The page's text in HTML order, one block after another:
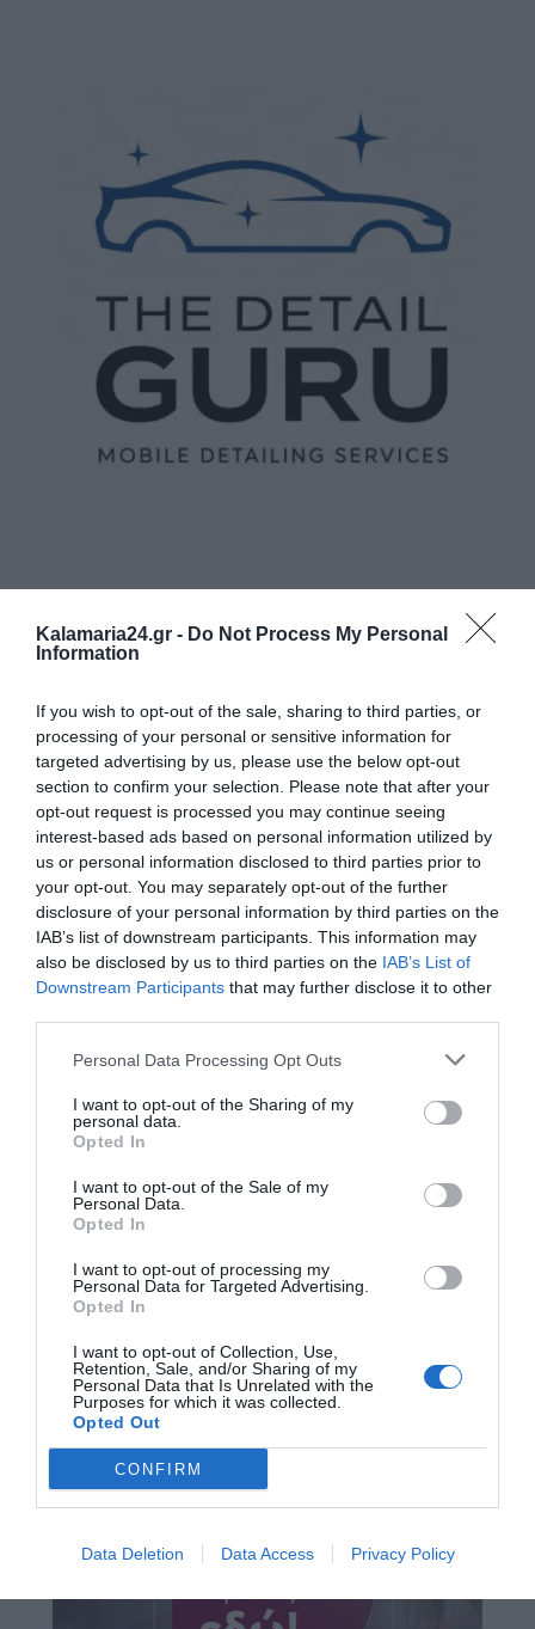
Kalamaria24.gr - Do Not Process My Personal
Information
If you wish to opt-out of the sale, sharing to third parties, or
processing of your personal or sensitive information for
targeted advertising by us, please use the below opt-out
section to confirm your selection. Please note that after your
opt-out request is processed you may continue seeing
interest-based ads based on personal information utilized by
us or personal information disclosed to third parties prior to
your opt-out. You may separately opt-out of the further
disclosure of your personal information by third parties on the
IAB’s list of downstream participants. This information may
also be disclosed by us to third parties on the IAB’s List of
Downstream Participants that may further disclose it to other
Personal Data Processing Opt Outs
I want to opt-out of the Sharing of my
personal data.
Opted In
I want to opt-out of the Sale of my
Personal Data.
Opted In
I want to opt-out of processing my
Personal Data for Targeted Advertising.
Opted In
I want to opt-out of Collection, Use,
Retention, Sale, and/or Sharing of my
Personal Data that Is Unrelated with the
Purposes for which it was collected.
Opted Out
CONFIRM
Data Deletion Data Access Privacy Policy